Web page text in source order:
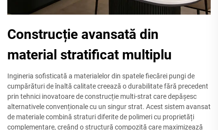
Construcție avansată din
material stratificat multiplu
Ingineria sofisticată a materialelor din spatele fiecărei pungi de
cumpărături de înaltă calitate creează o durabilitate fără precedent
prin tehnici inovatoare de construcție multi-strat care depășesc
alternativele convenționale cu un singur strat. Acest sistem avansat
de materiale combină straturi diferite de polimeri cu proprietăți
complementare, creând o structură compozită care maximizează